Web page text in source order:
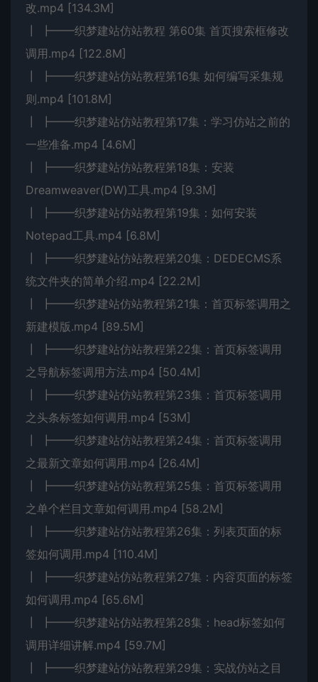
改.mp4 [134.3M]
┃ ┣━━织梦建站仿站教程 第60集 首页搜索框修改
调用.mp4 [122.8M]
┃ ┣━━织梦建站仿站教程第16集 如何编写采集规
则.mp4 [101.8M]
┃ ┣━━织梦建站仿站教程第17集：学习仿站之前的
一些准备.mp4 [4.6M]
┃ ┣━━织梦建站仿站教程第18集：安装
Dreamweaver(DW)工具.mp4 [9.3M]
┃ ┣━━织梦建站仿站教程第19集：如何安装
Notepad工具.mp4 [6.8M]
┃ ┣━━织梦建站仿站教程第20集：DEDECMS系
统文件夹的简单介绍.mp4 [22.2M]
┃ ┣━━织梦建站仿站教程第21集：首页标签调用之
新建模版.mp4 [89.5M]
┃ ┣━━织梦建站仿站教程第22集：首页标签调用
之导航标签调用方法.mp4 [50.4M]
┃ ┣━━织梦建站仿站教程第23集：首页标签调用
之头条标签如何调用.mp4 [53M]
┃ ┣━━织梦建站仿站教程第24集：首页标签调用
之最新文章如何调用.mp4 [26.4M]
┃ ┣━━织梦建站仿站教程第25集：首页标签调用
之单个栏目文章如何调用.mp4 [58.2M]
┃ ┣━━织梦建站仿站教程第26集：列表页面的标
签如何调用.mp4 [110.4M]
┃ ┣━━织梦建站仿站教程第27集：内容页面的标签
如何调用.mp4 [65.6M]
┃ ┣━━织梦建站仿站教程第28集：head标签如何
调用详细讲解.mp4 [59.7M]
┃ ┣━━织梦建站仿站教程第29集：实战仿站之目